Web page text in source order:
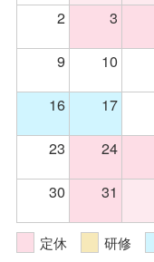
2
3
9 10
16
17
23
24
30
31
定休 研修